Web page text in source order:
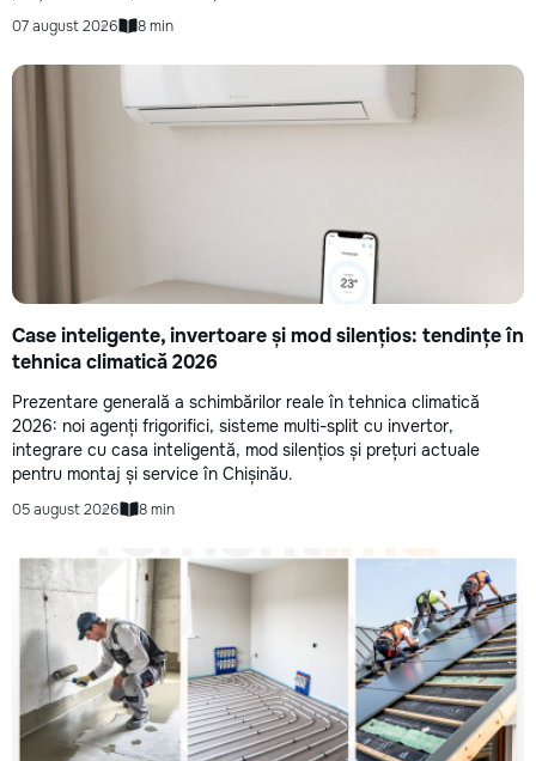
07 august 2026 8 min
Case inteligente, invertoare și mod silențios: tendințe în
tehnica climatică 2026
Prezentare generală a schimbărilor reale în tehnica climatică
2026: noi agenți frigorifici, sisteme multi-split cu invertor,
integrare cu casa inteligentă, mod silențios și prețuri actuale
pentru montaj și service în Chișinău.
05 august 2026 8 min